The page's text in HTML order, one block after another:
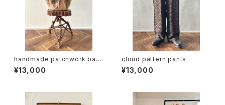
handmade patchwork bas
ket (folk art)
¥13,000
cloud pattern pants
¥13,000